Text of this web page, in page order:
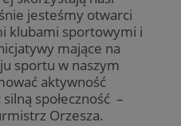
jesteśmy otwarci
klubami sportowymi i
mające na
sportu w naszym
aktywność
społeczność –
Orzesza.